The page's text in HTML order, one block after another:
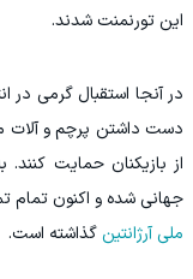
این تورنمنت شدند.
در آنجا استقبال گرمی در
دست داشتن پرچم و آلات
از بازیکنان حمایت کنند.
جهانی شده و اکنون تمام
ملی آرژانتین گذاشته است.